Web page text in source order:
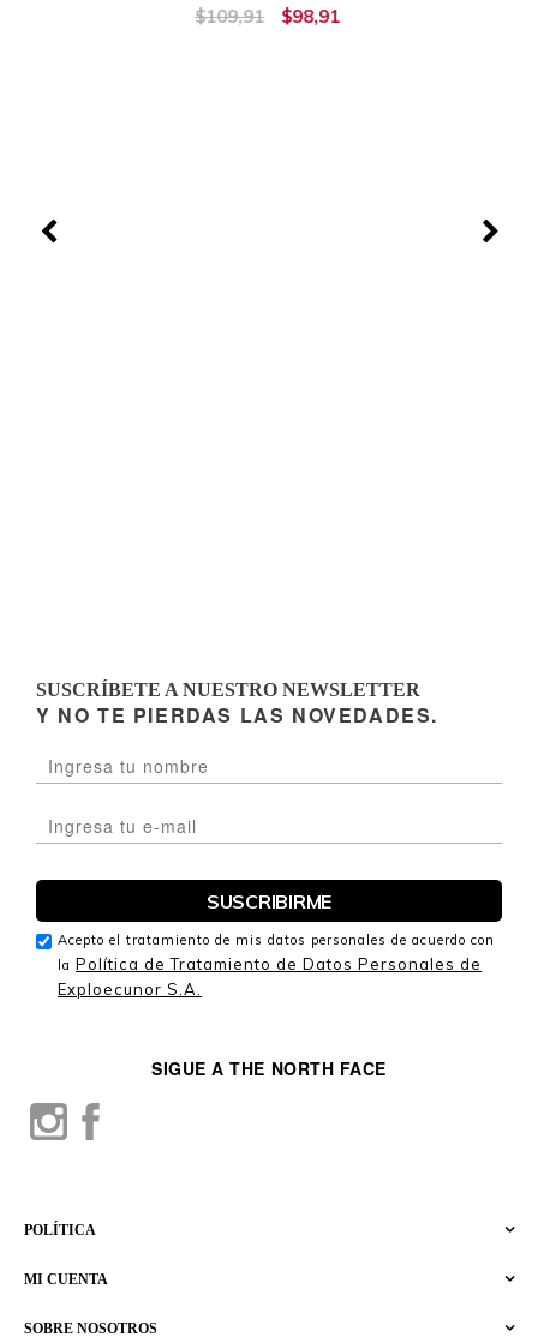
$109,91 $98,91
SOBRE NOSOTROS
MI CUENTA
POLÍTICA
SIGUE A THE NORTH FACE
SUSCRÍBETE A NUESTRO NEWSLETTER
Y NO TE PIERDAS LAS NOVEDADES.
Acepto el tratamiento de mis datos personales de acuerdo con
la Política de Tratamiento de Datos Personales de
Exploecunor S.A.